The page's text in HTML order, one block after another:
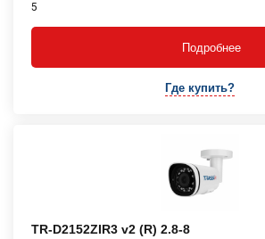
5
Подробнее
Где купить?
TR-D2152ZIR3 v2 (R) 2.8-8